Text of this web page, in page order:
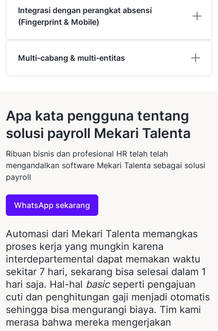
Integrasi dengan perangkat absensi
(Fingerprint & Mobile)
Multi-cabang & multi-entitas
Apa kata pengguna tentang
solusi payroll Mekari Talenta
Ribuan bisnis dan profesional HR telah telah
mengandalkan software Mekari Talenta sebagai solusi
payroll
WhatsApp sekarang
Automasi dari Mekari Talenta memangkas
proses kerja yang mungkin karena
interdepartemental dapat memakan waktu
sekitar 7 hari, sekarang bisa selesai dalam 1
hari saja. Hal-hal basicseperti pengajuan
cuti dan penghitungan gaji menjadi otomatis
sehingga bisa mengurangi biaya. Tim kami
merasa bahwa mereka mengerjakan